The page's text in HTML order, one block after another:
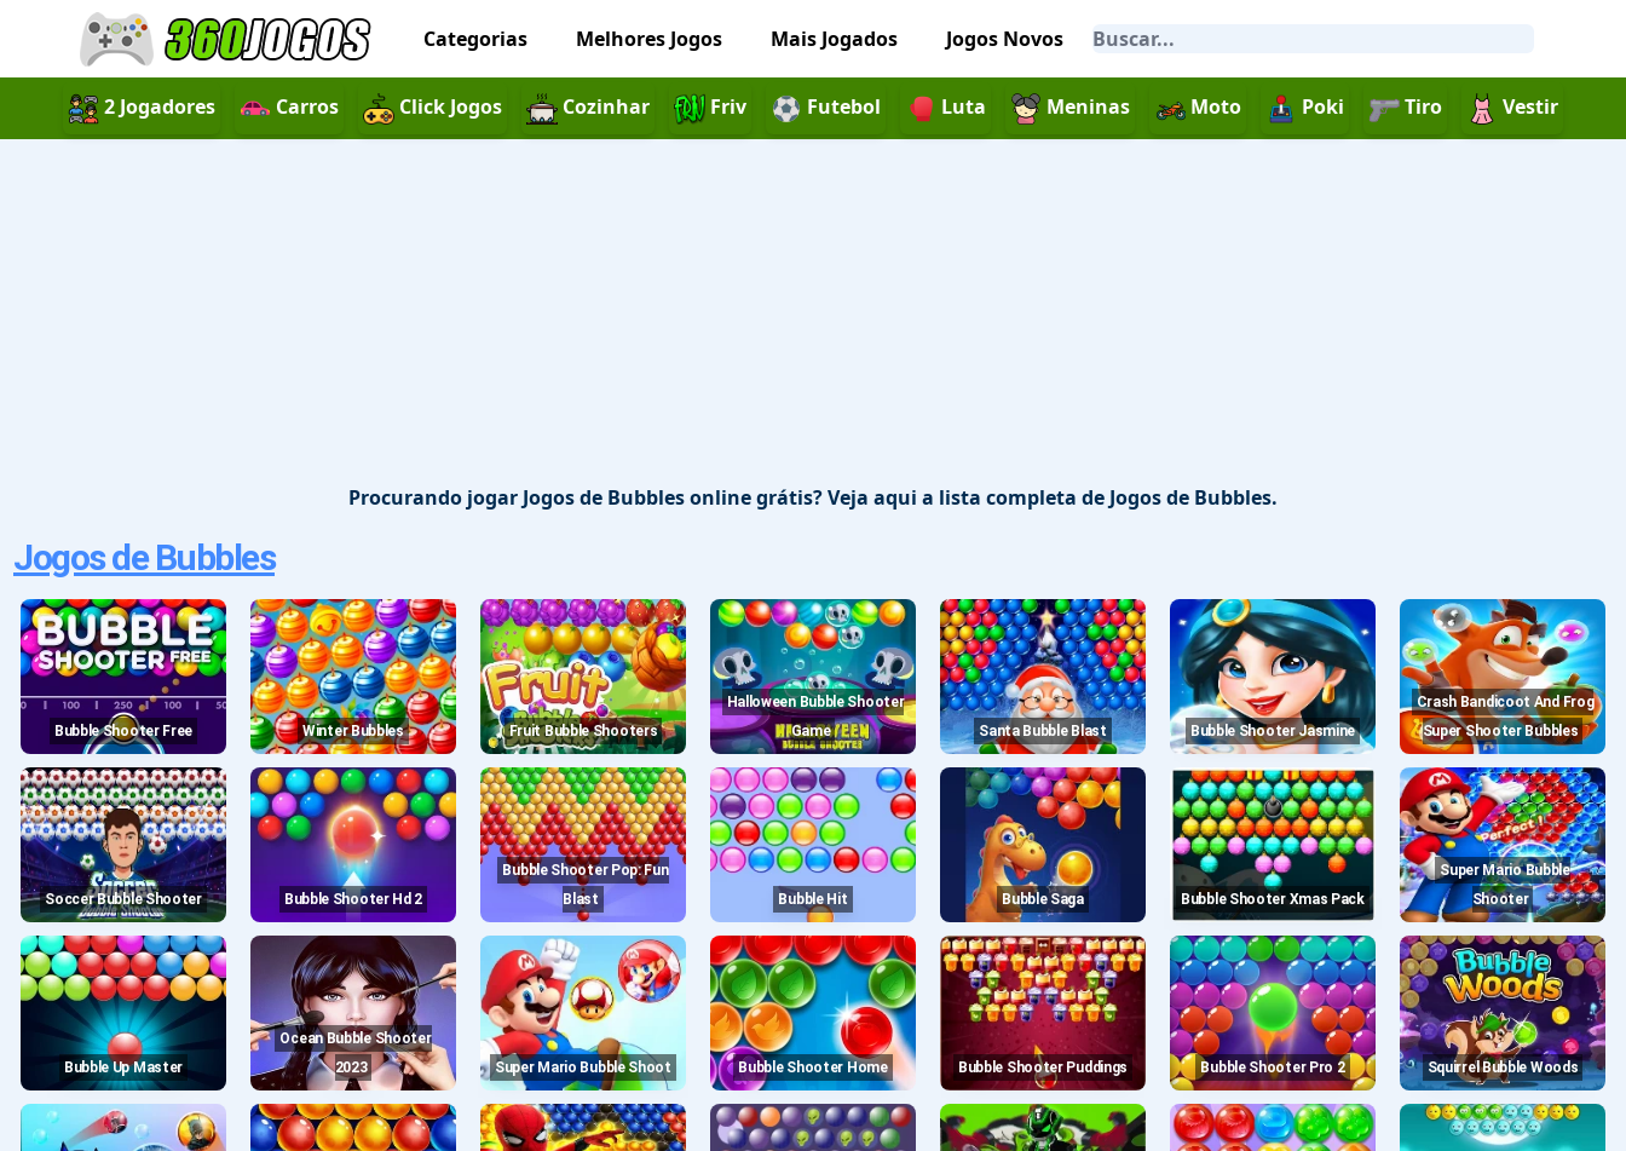
Categorias Melhores Jogos Mais Jogados Jogos Novos
2 Jogadores Carros Click Jogos Cozinhar Friv Futebol Luta Meninas Moto Poki Tiro Vestir
Procurando jogar Jogos de Bubbles online grátis? Veja aqui a lista completa de Jogos de Bubbles.
Jogos de Bubbles
Bubble Shooter Free Winter Bubbles Fruit Bubble Shooters
Halloween Bubble Shooter
Game
Santa Bubble Blast Bubble Shooter Jasmine
Crash Bandicoot And Frog
Super Shooter Bubbles
Soccer Bubble Shooter Bubble Shooter Hd 2
Bubble Shooter Pop: Fun
Blast
Bubble Hit Bubble Saga Bubble Shooter Xmas Pack
Super Mario Bubble
Shooter
Bubble Up Master
Ocean Bubble Shooter
2023
Super Mario Bubble Shoot Bubble Shooter Home Bubble Shooter Puddings Bubble Shooter Pro 2 Squirrel Bubble Woods